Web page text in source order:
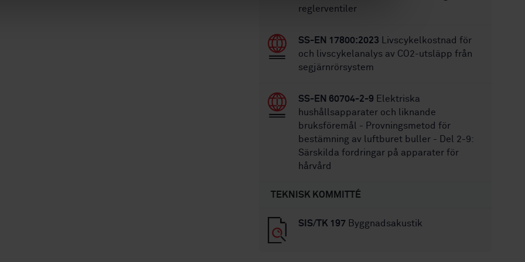
reglerventiler
SS-EN 17800:2023 Livscykelkostnad för
och livscykelanalys av CO2-utsläpp från
segjärnrörsystem
SS-EN 60704-2-9 Elektriska
hushållsapparater och liknande
bruksföremål - Provningsmetod för
bestämning av luftburet buller - Del 2-9:
Särskilda fordringar på apparater för
hårvård
TEKNISK KOMMITTÉ
SIS/TK 197 Byggnadsakustik